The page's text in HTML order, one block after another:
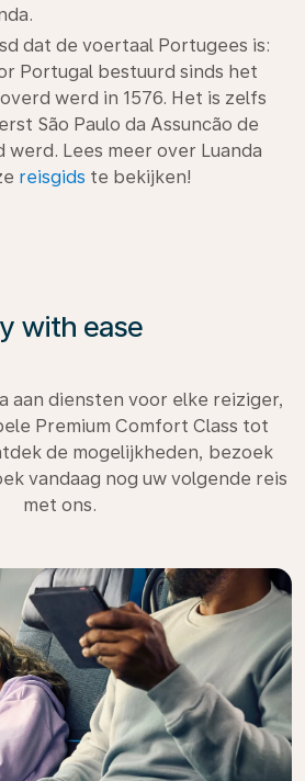
dat de voertaal Portugees is:
Portugal bestuurd sinds het
werd in 1576. Het is zelfs
São Paulo da Assuncão de
werd. Lees meer over Luanda
reisgids te bekijken!
with ease
aan diensten voor elke reiziger,
Premium Comfort Class tot
de mogelijkheden, bezoek
vandaag nog uw volgende reis
met ons.